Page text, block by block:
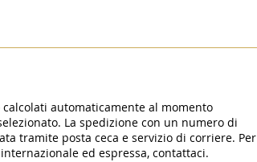
automaticamente al momento
La spedizione con un numero di
tramite posta ceca e servizio di corriere. Per
ed espressa, contattaci.